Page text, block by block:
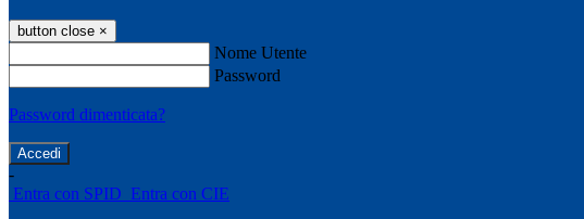
button close ×
Nome Utente
Password
Password dimenticata?
-
Entra con SPID Entra con CIE